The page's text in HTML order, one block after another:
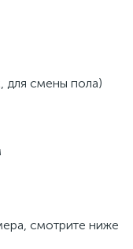
для смены пола)
смотрите ниже